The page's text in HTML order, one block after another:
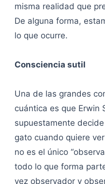
misma realidad que
De alguna forma,
lo que ocurre.
Consciencia sutil
Una de las grandes
cuántica es que Erwin
supuestamente
gato cuando quiere
no es el único
todo lo que forma
vez observador y